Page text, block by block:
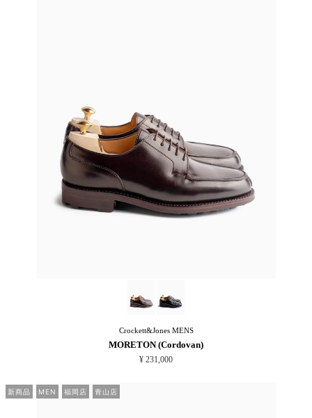
Crockett&JonesMENS
MORETON (Cordovan)
¥ 231,000
新商品 MEN 福岡店 青山店